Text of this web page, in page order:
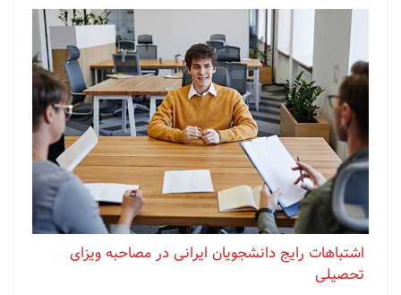
اشتباهات رایج دانشجویان ایرانی در مصاحبه ویزای
تحصیلی